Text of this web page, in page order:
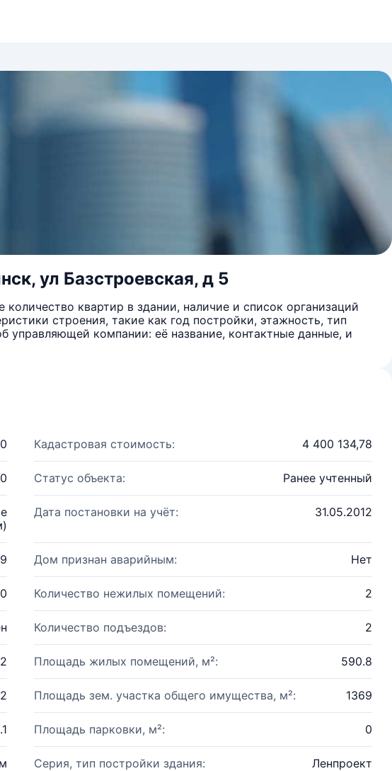
ул Базстроевская, д 5
квартир в здании, наличие и список организаций
строения, такие как год постройки, этажность, тип
компании: её название, контактные данные, и
Кадастровая стоимость: 4 400 134,78
Статус объекта: Ранее учтенный
Дата постановки на учёт: 31.05.2012
Дом признан аварийным: Нет
Количество нежилых помещений: 2
Количество подъездов: 2
2 Площадь жилых помещений, м²: 590.8
Площадь зем. участка общего имущества, м²: 1369
Площадь парковки, м²: 0
Серия, тип постройки здания: Ленпроект